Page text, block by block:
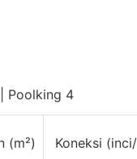
(m²) Koneksi